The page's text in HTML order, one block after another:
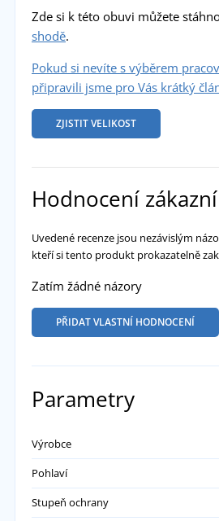
Zde si k této obuvi můžete
shodě.
Pokud si nevíte s výběrem
připravili jsme pro Vás krátký
ZJISTIT VELIKOST
Hodnocení
Uvedené recenze jsou nezávislým
kteří si tento produkt prokazatelně
Zatím žádné názory
PŘIDAT VLASTNÍ HODNOCENÍ
Parametry
Výrobce
Pohlaví
Stupeň ochrany